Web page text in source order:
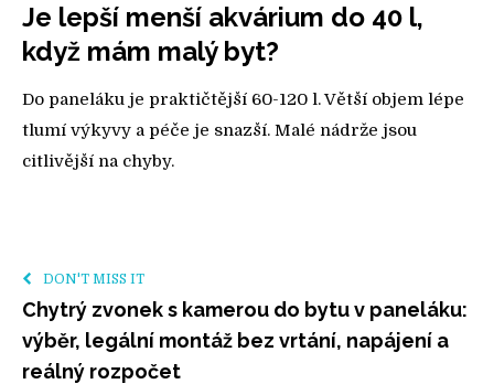
Je lepší menší akvárium do 40 l,
když mám malý byt?
Do paneláku je praktičtější 60-120 l. Větší objem lépe
tlumí výkyvy a péče je snazší. Malé nádrže jsou
citlivější na chyby.
DON'T MISS IT
Chytrý zvonek s kamerou do bytu v paneláku:
výběr, legální montáž bez vrtání, napájení a
reálný rozpočet